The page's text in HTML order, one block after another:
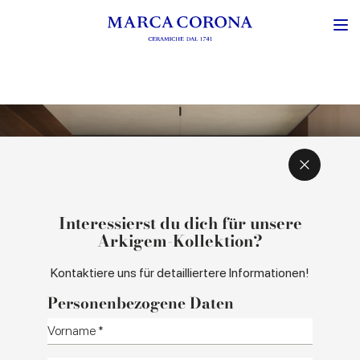
Interessierst du dich für unsere
Arkigem-Kollektion?
Kontaktiere uns für detailliertere Informationen!
Personenbezogene Daten